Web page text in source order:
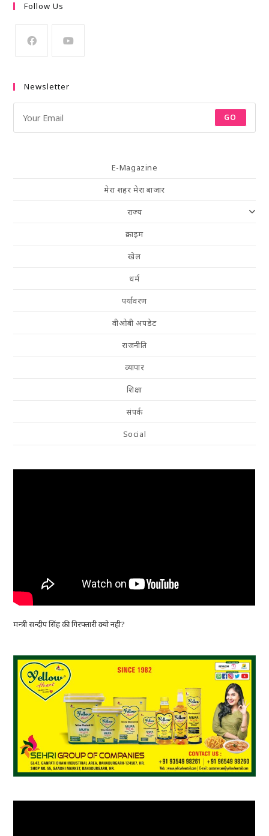
Follow Us
Newsletter
GO
E-Magazine
मेरा शहर मेरा बाजार
राज्य
क्राइम
खेल
धर्म
पर्यावरण
वीओबी अपडेट
राजनीति
व्यापार
शिक्षा
संपर्क
Social
मन्त्री सन्दीप सिंह की गिरफ्तारी क्यो नही?